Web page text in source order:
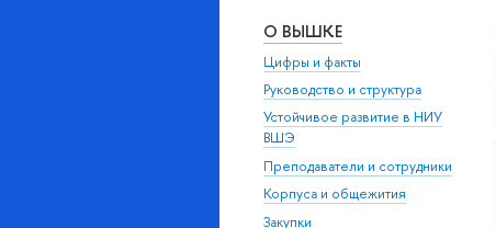
О ВЫШКЕ
Цифры и факты
Руководство и структура
Устойчивое развитие в НИУ
ВШЭ
Преподаватели и сотрудники
Корпуса и общежития
Закупки